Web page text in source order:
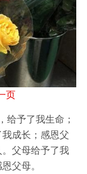
页
给予了我生命；
成长；感恩父
父母给予了我
父母。